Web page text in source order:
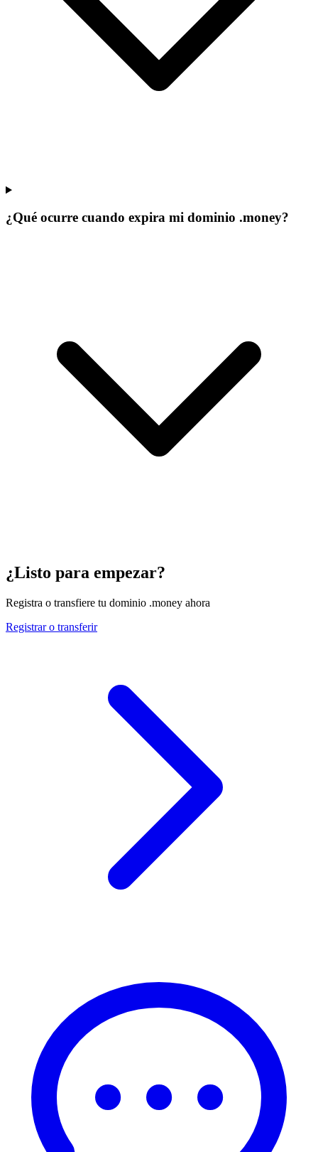
¿Qué ocurre cuando expira mi dominio .money?
¿Listo para empezar?
Registra o transfiere tu dominio .money ahora
Registrar o transferir